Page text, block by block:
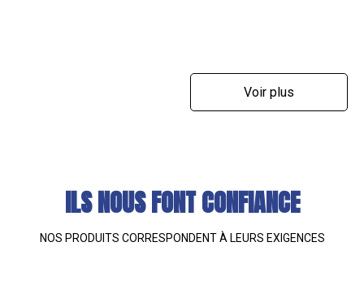
Voir plus
ILS NOUS FONT CONFIANCE
NOS PRODUITS CORRESPONDENT À LEURS EXIGENCES